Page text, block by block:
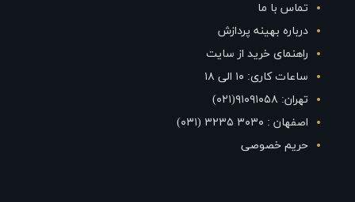
تماس با ما
درباره بهینه پردازش
راهنمای خرید از سایت
ساعات کاری: ۱۰ الی ۱۸
تهران: ۹۱۰۹۱۰۵۸(۰۲۱)
اصفهان : ۳۰۳۰ ۳۲۳۵ (۰۳۱)
حریم خصوصی